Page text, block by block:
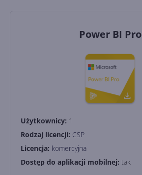
Power BI Pro
Użytkownicy: 1
Rodzaj licencji: CSP
Licencja: komercyjna
Dostęp do aplikacji mobilnej: tak